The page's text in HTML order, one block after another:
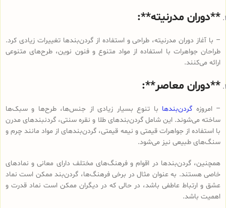
**دوران مدرنیته**:
– با آغاز دوران مدرنیته، طراحی و استفاده از گردن‌بندها تغییرات زیادی کرد.
طراحان جواهرات با استفاده از مواد متنوع و فنون نوین، طرح‌های متنوعی
ارائه می‌کنند.
**دوران معاصر**:
– امروزه گردن‌بندها با تنوع بسیار زیادی از جنس‌ها، طرح‌ها و سبک‌ها
ساخته می‌شوند. این شامل گردن‌بندهای طلا و نقره سنتی، گردنبندهای مدرن
با استفاده از جواهرات قیمتی و نیمه قیمتی، گردن‌بندهای از مواد مانند چرم و
سنگ‌های طبیعی نیز می‌شود.
همچنین، گردن‌بندها در اقوام و فرهنگ‌های مختلف دارای معانی و نمادهای
خاصی هستند. به عنوان مثال در برخی فرهنگ‌ها، گردن‌بند ممکن است نماد
عشق و ارتباط عاطفی باشد، در حالی که در دیگران ممکن است نماد قدرت و
اهمیت باشد.